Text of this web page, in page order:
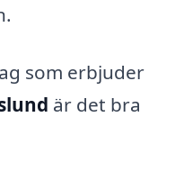
som erbjuder
är det bra